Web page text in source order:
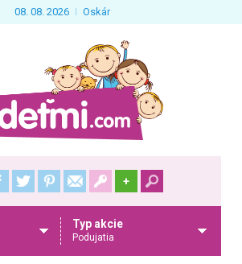
08. 08. 2026 Oskár
+
Typ akcie
Podujatia